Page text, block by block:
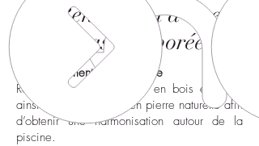
# Rénovation d'une
terrasse arborée
L’aménagement de la piscine
​Réalisation d’une terrasse en bois exotique
ainsi qu’une margelle en pierre naturelle afin
d’obtenir une harmonisation autour de la
piscine.